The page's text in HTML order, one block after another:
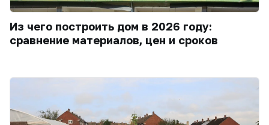
Из чего построить дом в 2026 году:
сравнение материалов, цен и сроков